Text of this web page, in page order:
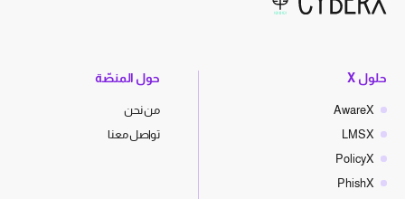
حلول X
AwareX
LMSX
PolicyX
PhishX
حول المنصّة
من نحن
تواصل معنا